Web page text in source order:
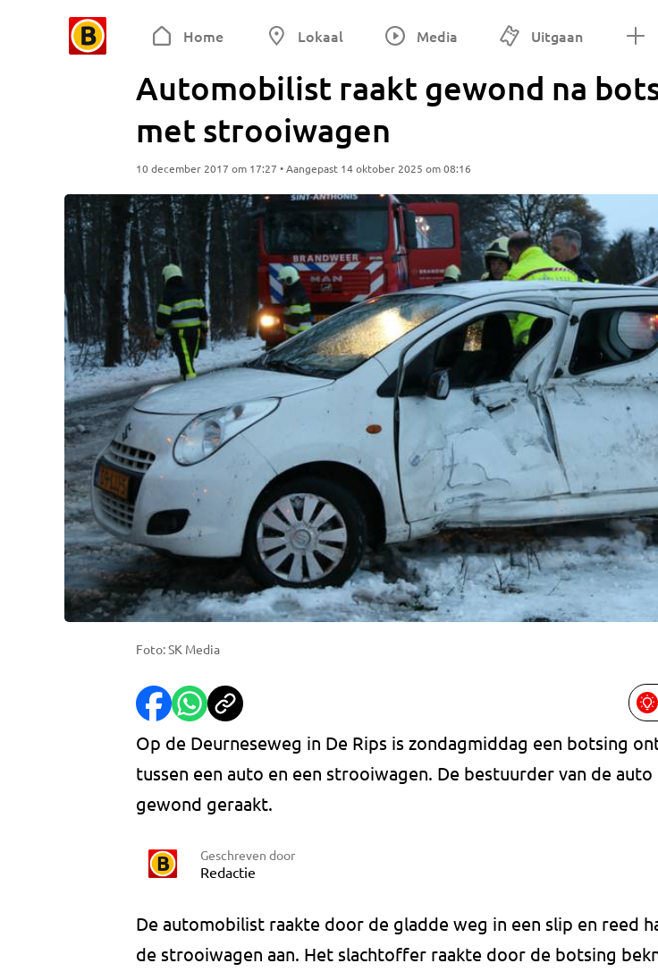
Home Lokaal Media Uitgaan
Automobilist raakt gewond na
met strooiwagen
10 december 2017 om 17:27 • Aangepast 14 oktober 2025 om 08:16
Foto: SK Media
Op de Deurneseweg in De Rips is zondagmiddag een botsing
tussen een auto en een strooiwagen. De bestuurder van de
gewond geraakt.
Geschreven door
Redactie
De automobilist raakte door de gladde weg in een slip en reed
de strooiwagen aan. Het slachtoffer raakte door de botsing